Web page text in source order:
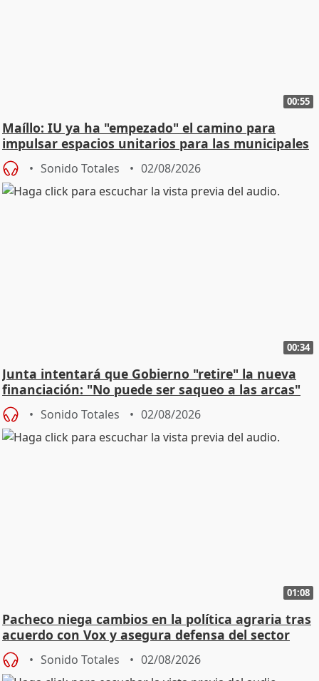
00:55
Maíllo: IU ya ha "empezado" el camino para
impulsar espacios unitarios para las municipales
Sonido Totales 02/08/2026
00:34
Junta intentará que Gobierno "retire" la nueva
financiación: "No puede ser saqueo a las arcas"
Sonido Totales 02/08/2026
01:08
Pacheco niega cambios en la política agraria tras
acuerdo con Vox y asegura defensa del sector
Sonido Totales 02/08/2026